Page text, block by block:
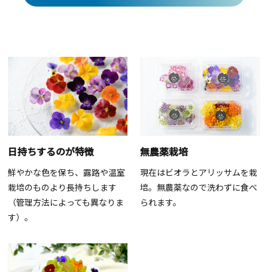
日持ちするのが特徴
鮮やかな色を保ち、露路や温室
栽培のものより長持ちします
（管理方法によっても異なりま
す）。
無農薬栽培
現在はビオラとアリッサムを栽
培。無農薬なので洗わずに食べ
られます。